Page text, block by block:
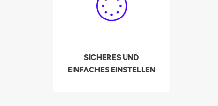
SICHERES UND
EINFACHES EINSTELLEN
Putzfrau in Martigny ein!
Unser System zeigt
am besten bewerteten
Putzhilfen in Ihrer Region